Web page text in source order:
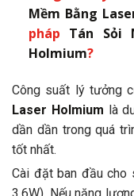
Mềm Bằng
pháp Tán Sỏi
Holmium?
Công suất lý tưởng
Laser Holmium là
dần dần trong quá
tốt nhất.
Cài đặt ban đầu